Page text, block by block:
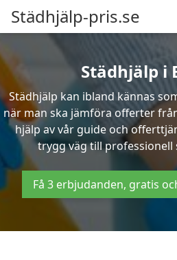
Städhjälp-pris.se
Städhjälp i
Städhjälp kan ibland kännas
när man ska jämföra offerter
hjälp av vår guide och
trygg väg till professionell
Få 3 erbjudanden, gratis